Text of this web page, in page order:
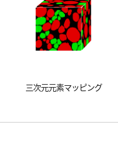
三次元元素マッピング